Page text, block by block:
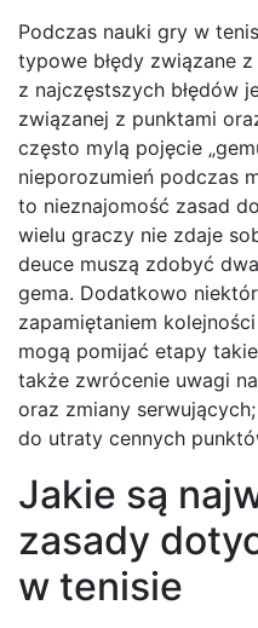
Podczas nauki gry w
typowe błędy związane
z najczęstszych błędów
związanej z punktami
często mylą pojęcie
nieporozumień podczas
to nieznajomość zasad
wielu graczy nie zdaje
deuce muszą zdobyć
gema. Dodatkowo
zapamiętaniem
mogą pomijać etapy takie
także zwrócenie uwagi
oraz zmiany
do utraty cennych
Jakie są
zasady
w tenisie